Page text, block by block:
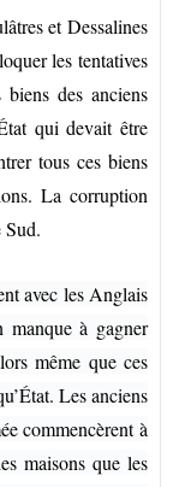
et Dessalines
les tentatives
des anciens
qui devait être
tous ces biens
La corruption
Sud.
avec les Anglais
manque à gagner
même que ces
Les anciens
commencèrent à
maisons que les